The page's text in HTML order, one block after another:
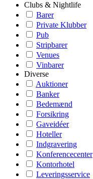
Clubs & Nightlife
Barer
Private Klubber
Pub
Stripbarer
Venues
Vinbarer
Diverse
Auktioner
Banker
Bedemænd
Forsikring
Gaveidéer
Hoteller
Indgravering
Konferencecenter
Kontorhotel
Leveringsservice